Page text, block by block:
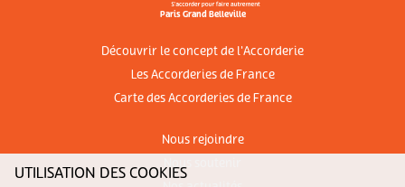
Paris Grand Belleville
Découvrir le concept de l'Accorderie
Les Accorderies de France
Carte des Accorderies de France
Nous rejoindre
Nous soutenir
UTILISATION DES COOKIES